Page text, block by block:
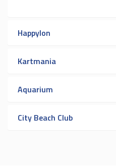
Happylon
Kartmania
Aquarium
City Beach Club